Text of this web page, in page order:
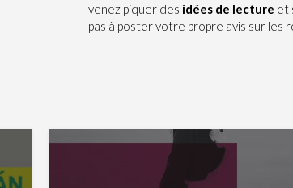
venez piquer des idées de lecture et
pas à poster votre propre avis sur les